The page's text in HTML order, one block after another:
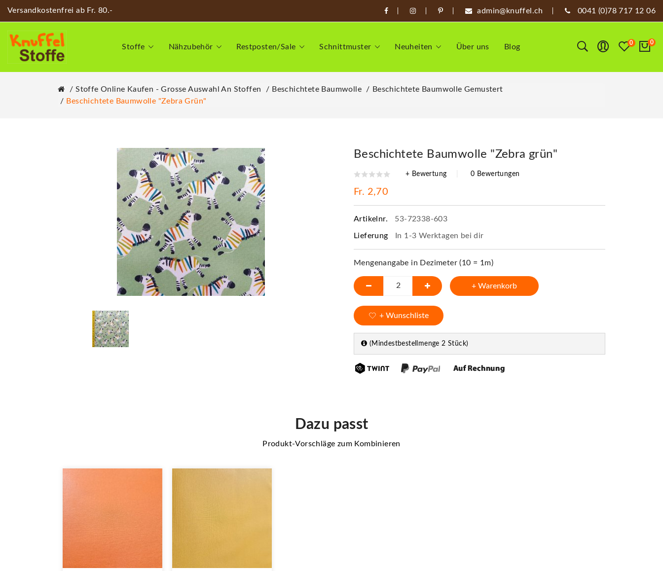
Versandkostenfrei ab Fr. 80.- admin@knuffel.ch 0041 (0)78 717 12 06
Stoffe Nähzubehör Restposten/Sale Schnittmuster Neuheiten Über uns Blog 0 0
Stoffe Online Kaufen - Grosse Auswahl An Stoffen Beschichtete Baumwolle
Beschichtete Baumwolle Gemustert
Beschichtete Baumwolle "Zebra Grün"
Beschichtete Baumwolle "Zebra grün"
+ Bewertung 0 Bewertungen
Fr. 2,70
Artikelnr. 53-72338-603
Lieferung In 1-3 Werktagen bei dir
Mengenangabe in Dezimeter (10 = 1m)
+ Warenkorb
+ Wunschliste
(Mindestbestellmenge 2 Stück)
Dazu passt
Produkt-Vorschläge zum Kombinieren